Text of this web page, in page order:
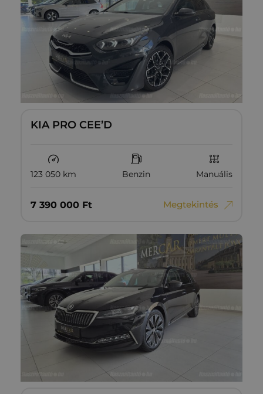
KIA PRO CEE’D
123 050 km Benzin Manuális
7‏‏‎ ‎390‏‏‎ ‎000 Ft Megtekintés